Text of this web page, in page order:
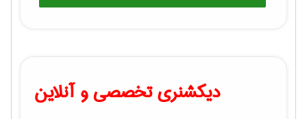
دیکشنری تخصصی و آنلاین